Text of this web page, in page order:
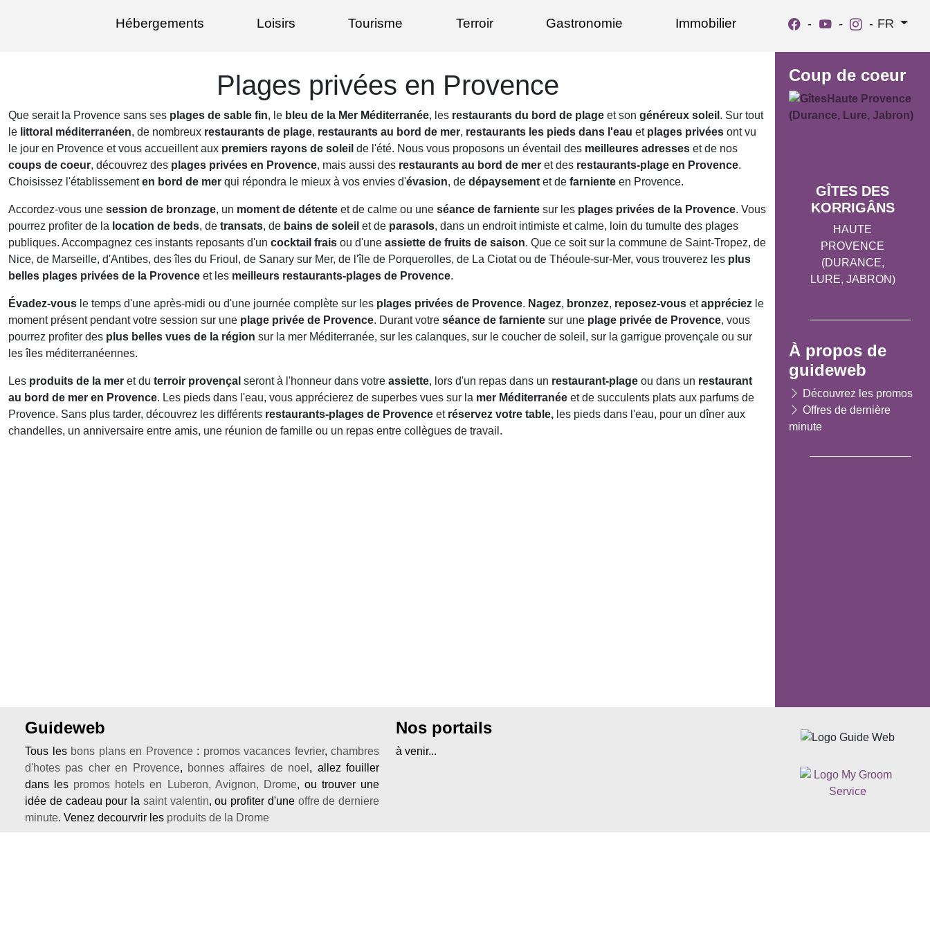
Hébergements Loisirs Tourisme Terroir Gastronomie Immobilier - - - FR
Plages privées en Provence
Que serait la Provence sans ses plages de sable fin, le bleu de la Mer Méditerranée, les restaurants du bord de plage et son généreux soleil . Sur tout
le littoral méditerranéen, de nombreux restaurants de plage, restaurants au bord de mer, restaurants les pieds dans l'eau et plages privées ont vu
le jour en Provence et vous accueillent aux premiers rayons de soleil de l'été. Nous vous proposons un éventail des meilleures adresses et de nos
coups de coeur, découvrez des plages privées en Provence, mais aussi des restaurants au bord de mer et des restaurants-plage en Provence.
Choisissez l'établissementen bord de mer qui répondra le mieux à vos envies d'évasion, de dépaysement et de farniente en Provence.
Accordez-vous une session de bronzage, un moment de détente et de calme ou une séance de farniente sur les plages privées de la Provence. Vous
pourrez profiter de la location de beds, de transats, de bains de soleil et de parasols, dans un endroit intimiste et calme, loin du tumulte des plages
publiques. Accompagnez ces instants reposants d'un cocktail frais ou d'une assiette de fruits de saison. Que ce soit sur la commune de Saint-Tropez, de
Nice, de Marseille, d'Antibes, des îles du Frioul, de Sanary sur Mer, de l'île de Porquerolles, de La Ciotat ou de Théoule-sur-Mer, vous trouverez les plus
belles plages privées de la Provence et les meilleurs restaurants-plages de Provence.
Évadez-vous le temps d'une après-midi ou d'une journée complète sur les plages privées de Provence. Nagez, bronzez, reposez-vous etappréciez le
moment présent pendant votre session sur une plage privée de Provence. Durant votre séance de farniente sur une plage privée de Provence, vous
pourrez profiter des plus belles vues de la région sur la mer Méditerranée, sur les calanques, sur le coucher de soleil, sur la garrigue provençale ou sur
les îles méditerranéennes.
Les produits de la mer et du terroir provençal seront à l'honneur dans votre assiette, lors d'un repas dans un restaurant-plage ou dans un restaurant
au bord de mer en Provence. Les pieds dans l'eau, vous apprécierez de superbes vues sur la mer Méditerranée et de succulents plats aux parfums de
Provence. Sans plus tarder, découvrez les différents restaurants-plages de Provence et réservez votre table, les pieds dans l'eau, pour un dîner aux
chandelles, un anniversaire entre amis, une réunion de famille ou un repas entre collègues de travail.
Coup de coeur
GÎTES DES
KORRIGÂNS
HAUTE
PROVENCE
(DURANCE,
LURE, JABRON)
À propos de
guideweb
Découvrez les promos
Offres de dernière
minute
Guideweb
Tous les bons plans en Provence: promos vacances fevrier, chambres
d'hotes pas cher en Provence, bonnes affaires de noel , allez fouiller
dans les promos hotels en Luberon, Avignon, Drome, ou trouver une
idée de cadeau pour la saint valentin, ou profiter d'une offre de derniere
minute. Venez decourvrir les produits de la Drome
Nos portails
à venir...